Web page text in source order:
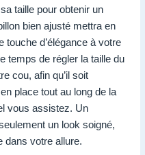
taille pour obtenir un
bien ajusté mettra en
touche d’élégance à votre
temps de régler la taille du
cou, afin qu’il soit
place tout au long de la
vous assistez. Un
un look soigné,
dans votre allure.